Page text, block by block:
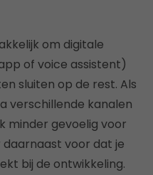
om digitale
of voice assistent)
sluiten op de rest. Als
verschillende kanalen
minder gevoelig voor
voor dat je
bij de ontwikkeling.